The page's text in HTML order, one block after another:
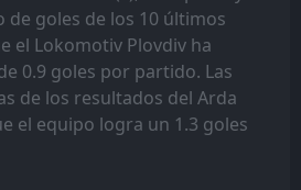
de goles de los 10 últimos
el Lokomotiv Plovdiv ha
0.9 goles por partido. Las
de los resultados del Arda
el equipo logra un 1.3 goles